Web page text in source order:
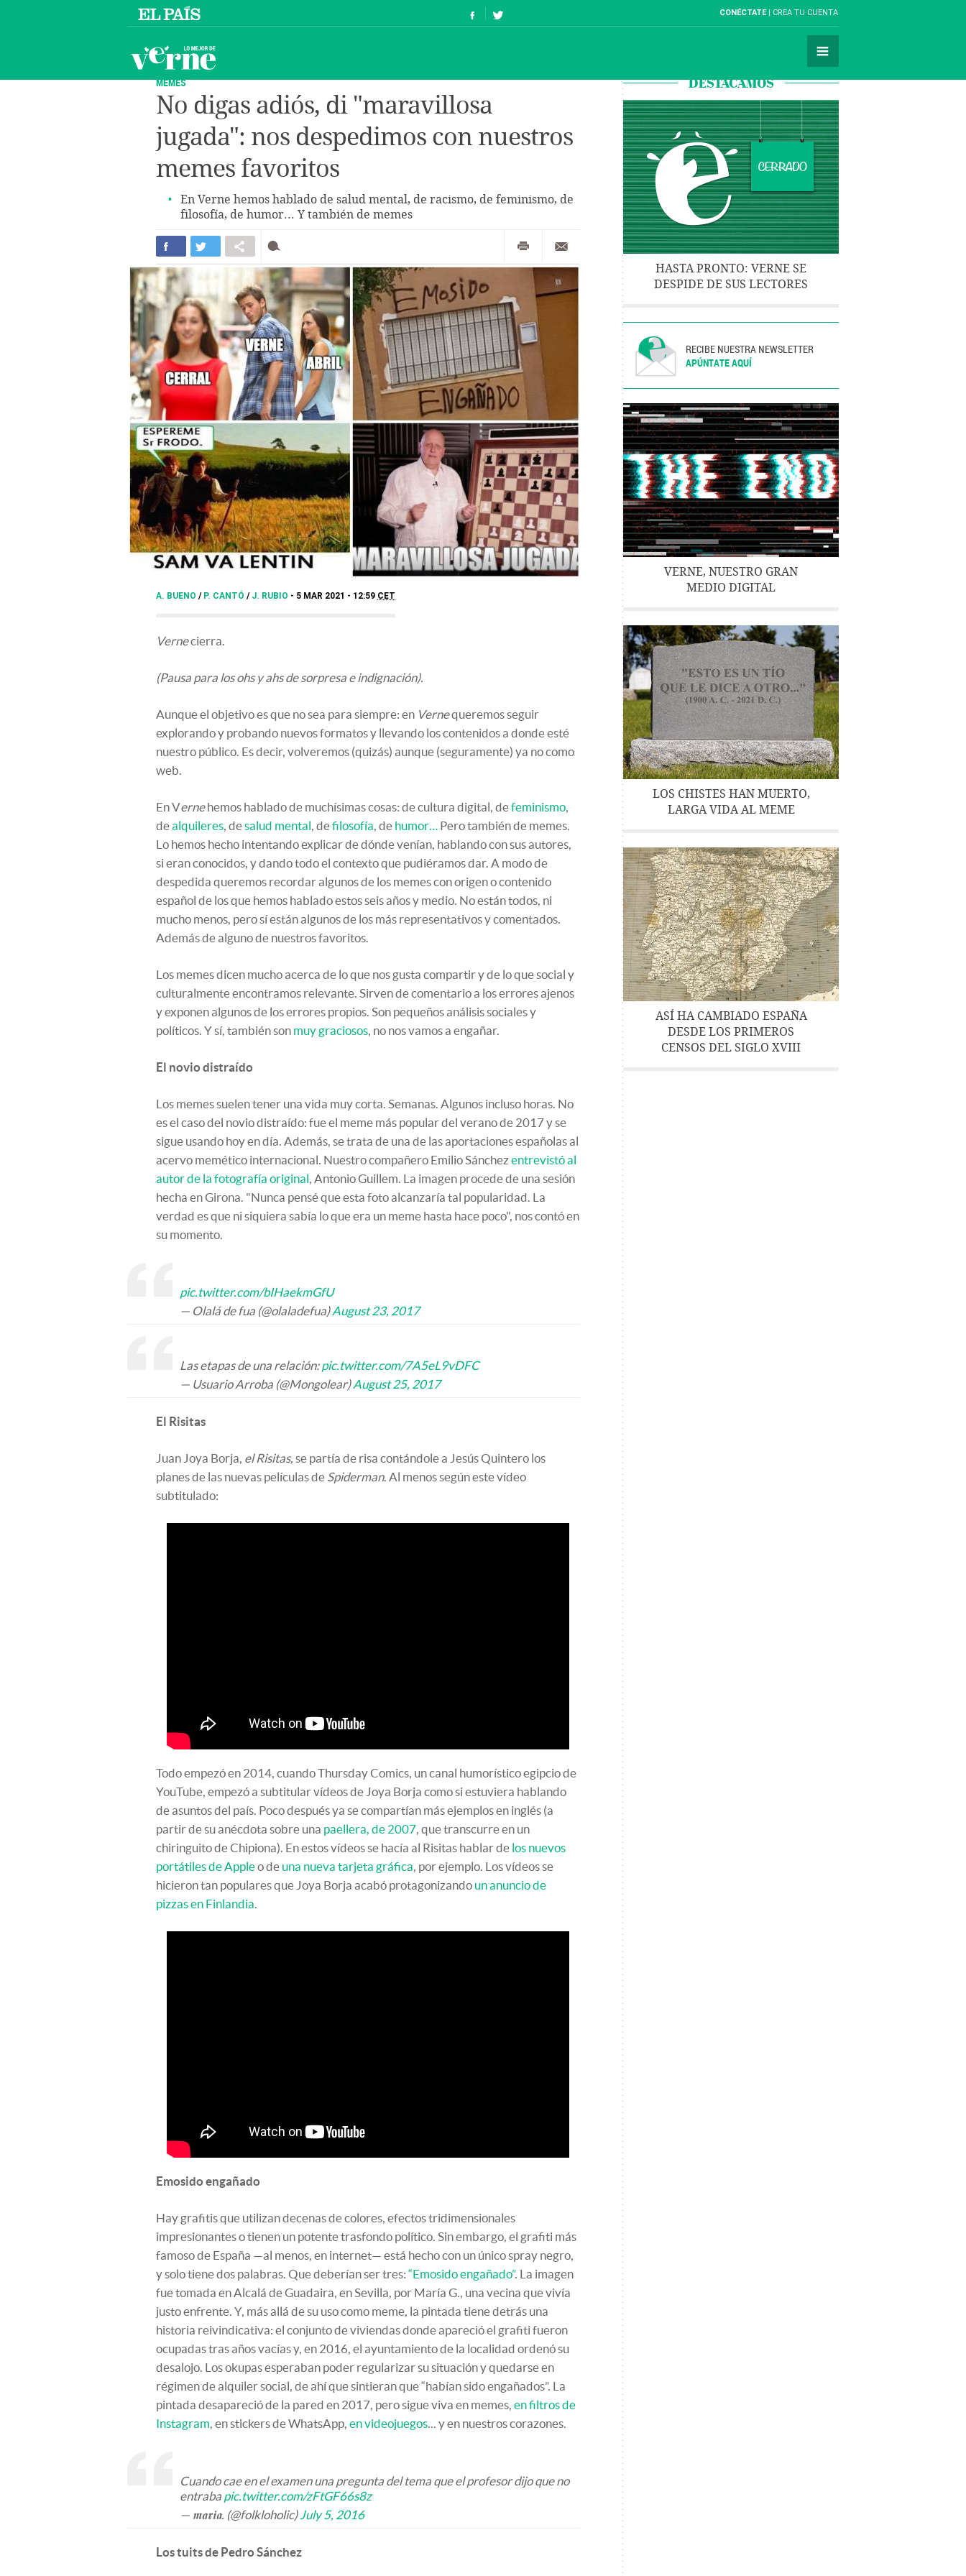
CONÉCTATE CREA TU CUENTA
MEMES
No digas adiós, di "maravillosa
jugada": nos despedimos con nuestros
memes favoritos
En Verne hemos hablado de salud mental, de racismo, de feminismo, de
filosofía, de humor... Y también de memes
A. BUENO / P. CANTÓ / J. RUBIO 5 MAR 2021 - 12:59 CET
Vernecierra.
(Pausa para los ohs y ahs de sorpresa e indignación).
Aunque el objetivo es que no sea para siempre: en Vernequeremos seguir
explorando y probando nuevos formatos y llevando los contenidos a donde esté
nuestro público. Es decir, volveremos (quizás) aunque (seguramente) ya no como
web.
En Vernehemos hablado de muchísimas cosas: de cultura digital, defeminismo,
dealquileres, desalud mental, defilosofía, de humor… Pero también de memes.
Lo hemos hecho intentando explicar de dónde venían, hablando con sus autores,
si eran conocidos, y dando todo el contexto que pudiéramos dar. A modo de
despedida queremos recordar algunos de los memes con origen o contenido
español de los que hemos hablado estos seis años y medio. No están todos, ni
mucho menos, pero sí están algunos de los más representativos y comentados.
Además de alguno de nuestros favoritos.
Los memes dicen mucho acerca de lo que nos gusta compartir y de lo que social y
culturalmente encontramos relevante. Sirven de comentario a los errores ajenos
y exponen algunos de los errores propios. Son pequeños análisis sociales y
políticos. Y sí, también son muy graciosos, no nos vamos a engañar.
El novio distraído
Los memes suelen tener una vida muy corta. Semanas. Algunos incluso horas. No
es el caso del novio distraído: fue el meme más popular del verano de 2017 y se
sigue usando hoy en día. Además, se trata de una de las aportaciones españolas al
acervo memético internacional. Nuestro compañero Emilio Sánchezentrevistó al
autor de la fotografía original, Antonio Guillem. La imagen procede de una sesión
hecha en Girona. "Nunca pensé que esta foto alcanzaría tal popularidad. La
verdad es que ni siquiera sabía lo que era un meme hasta hace poco", nos contó en
su momento.
pic.twitter.com/bIHaekmGfU
— Olalá de fua (@olaladefua)August 23, 2017
Las etapas de una relación:pic.twitter.com/7A5eL9vDFC
— Usuario Arroba (@Mongolear)August 25, 2017
El Risitas
Juan Joya Borja, el Risitas, se partía de risa contándole a Jesús Quintero los
planes de las nuevas películas de Spiderman. Al menos según este vídeo
subtitulado:
Todo empezó en 2014, cuando Thursday Comics, un canal humorístico egipcio de
YouTube, empezó a subtitular vídeos de Joya Borja como si estuviera hablando
de asuntos del país. Poco después ya se compartían más ejemplos en inglés (a
partir de su anécdota sobre una paellera, de 2007, que transcurre en un
chiringuito de Chipiona). En estos vídeos se hacía al Risitas hablar de los nuevos
portátiles de Appleo de una nueva tarjeta gráfica, por ejemplo. Los vídeos se
hicieron tan populares que Joya Borja acabó protagonizando un anuncio de
pizzas en Finlandia.
Emosido engañado
Hay grafitis que utilizan decenas de colores, efectos tridimensionales
impresionantes o tienen un potente trasfondo político. Sin embargo, el grafiti más
famoso de España —al menos, en internet— está hecho con un único spray negro,
y solo tiene dos palabras. Que deberían ser tres: “Emosido engañado”. La imagen
fue tomada en Alcalá de Guadaira, en Sevilla, por María G., una vecina que vivía
justo enfrente. Y, más allá de su uso como meme, la pintada tiene detrás una
historia reivindicativa: el conjunto de viviendas donde apareció el grafiti fueron
ocupadas tras años vacías y, en 2016, el ayuntamiento de la localidad ordenó su
desalojo. Los okupas esperaban poder regularizar su situación y quedarse en
régimen de alquiler social, de ahí que sintieran que “habían sido engañados”. La
pintada desapareció de la pared en 2017, pero sigue viva en memes, en filtros de
Instagram, en stickers de WhatsApp, en videojuegos... y en nuestros corazones.
Cuando cae en el examen una pregunta del tema que el profesor dijo que no
entraba pic.twitter.com/zFtGF66s8z
— 𝖒𝖆𝖗𝖎𝖆. (@folkloholic)July 5, 2016
Los tuits de Pedro Sánchez
DESTACAMOS
HASTA PRONTO: VERNE SE
DESPIDE DE SUS LECTORES
RECIBE NUESTRA NEWSLETTER
APÚNTATE AQUÍ
VERNE, NUESTRO GRAN
MEDIO DIGITAL
LOS CHISTES HAN MUERTO,
LARGA VIDA AL MEME
ASÍ HA CAMBIADO ESPAÑA
DESDE LOS PRIMEROS
CENSOS DEL SIGLO XVIII